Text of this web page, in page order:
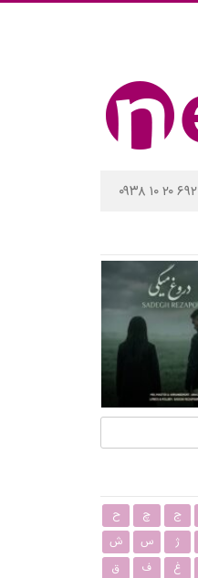
۰۹۳۸ ۱۰ ۲۰ ۶۹۲
ج چ
ح
ژ س
ش
غ ف
ق